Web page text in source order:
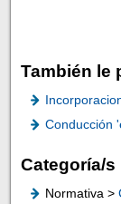
También le
Conducción
Categoría/s
Normativa >